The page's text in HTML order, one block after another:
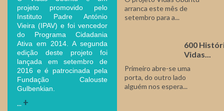
projeto promovido pelo
Instituto Padre António
Vieira (IPAV) e foi vencedor
do Programa Cidadania
Ativa em 2014. A segunda
edição deste projeto foi
lançada em setembro de
2016 e é patrocinada pela
Fundação Calouste
Gulbenkian.
... +
arranca este mês de
setembro para a...
600
Vidas...
Primeiro abre-se uma
porta, do outro lado
alguém nos espera...